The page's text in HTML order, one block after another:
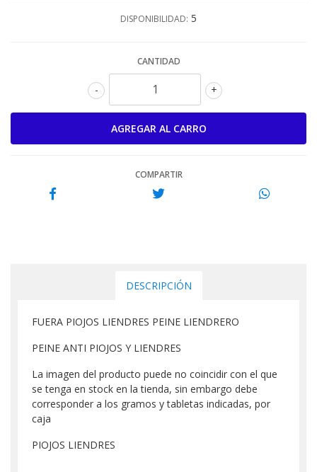
DISPONIBILIDAD: 5
CANTIDAD
+
-
COMPARTIR
DESCRIPCIÓN
FUERA PIOJOS LIENDRES PEINE LIENDRERO
PEINE ANTI PIOJOS Y LIENDRES
La imagen del producto puede no coincidir con el que
se tenga en stock en la tienda, sin embargo debe
corresponder a los gramos y tabletas indicadas, por
caja
PIOJOS LIENDRES